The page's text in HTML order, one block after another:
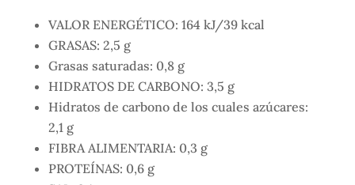
VALOR ENERGÉTICO: 164 kJ/39 kcal
GRASAS: 2,5 g
Grasas saturadas: 0,8 g
HIDRATOS DE CARBONO: 3,5 g
Hidratos de carbono de los cuales azúcares:
2,1 g
FIBRA ALIMENTARIA: 0,3 g
PROTEÍNAS: 0,6 g